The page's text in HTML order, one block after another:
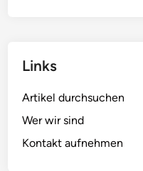
Links
Artikel durchsuchen
Wer wir sind
Kontakt aufnehmen